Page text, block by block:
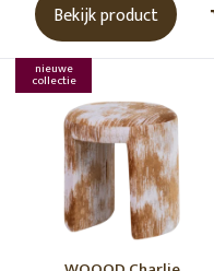
Bekijk product
nieuwe
collectie